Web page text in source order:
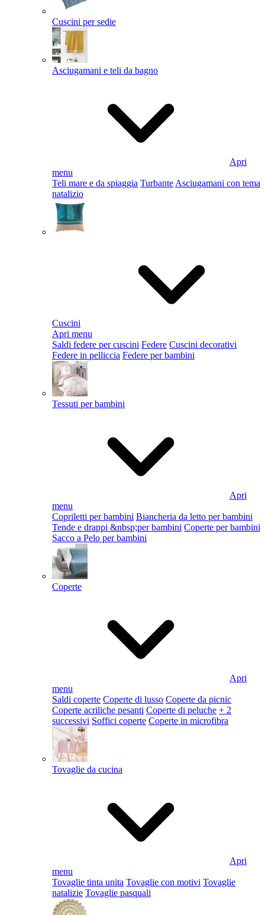
Cuscini per sedie
Asciugamani e teli da bagno
Apri
menu
Teli mare e da spiaggia Turbante Asciugamani con tema
natalizio
Cuscini
Apri menu
Saldi federe per cuscini Federe Cuscini decorativi
Federe in pelliccia Federe per bambini
Tessuti per bambini
Apri
menu
Copriletti per bambini Biancheria da letto per bambini
Tende e drappi &nbsp;per bambini Coperte per bambini
Sacco a Pelo per bambini
Coperte
Apri
menu
Saldi coperte Coperte di lusso Coperte da picnic
Coperte acriliche pesanti Coperte di peluche + 2
successivi Soffici coperte Coperte in microfibra
Tovaglie da cucina
Apri
menu
Tovaglie tinta unita Tovaglie con motivi Tovaglie
natalizie Tovaglie pasquali